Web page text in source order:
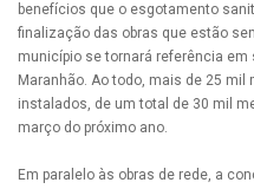
benefícios que o esgotamento
finalização das obras que estão
município se tornará referência
Maranhão. Ao todo, mais de 25
instalados, de um total de 30 mil
março do próximo ano.
Em paralelo às obras de rede, a